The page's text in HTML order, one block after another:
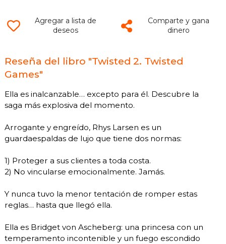
Agregar a lista de
deseos
Comparte y gana
dinero
Reseña del libro "Twisted 2. Twisted
Games"
Ella es inalcanzable… excepto para él. Descubre la
saga más explosiva del momento.
Arrogante y engreído, Rhys Larsen es un
guardaespaldas de lujo que tiene dos normas:
1) Proteger a sus clientes a toda costa.
2) No vincularse emocionalmente. Jamás.
Y nunca tuvo la menor tentación de romper estas
reglas… hasta que llegó ella.
Ella es Bridget von Ascheberg: una princesa con un
temperamento incontenible y un fuego escondido